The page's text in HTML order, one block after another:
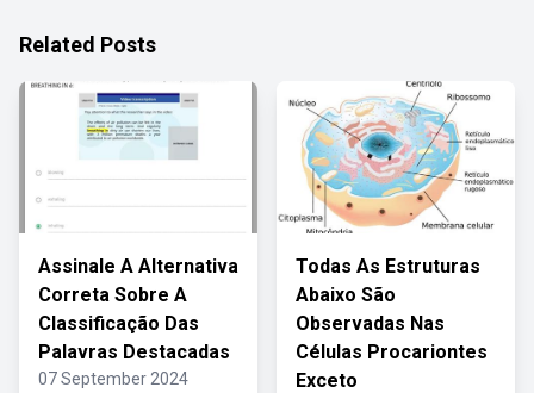
Related Posts
Assinale A Alternativa
Correta Sobre A
Classificação Das
Palavras Destacadas
07 September 2024
Todas As Estruturas
Abaixo São
Observadas Nas
Células Procariontes
Exceto